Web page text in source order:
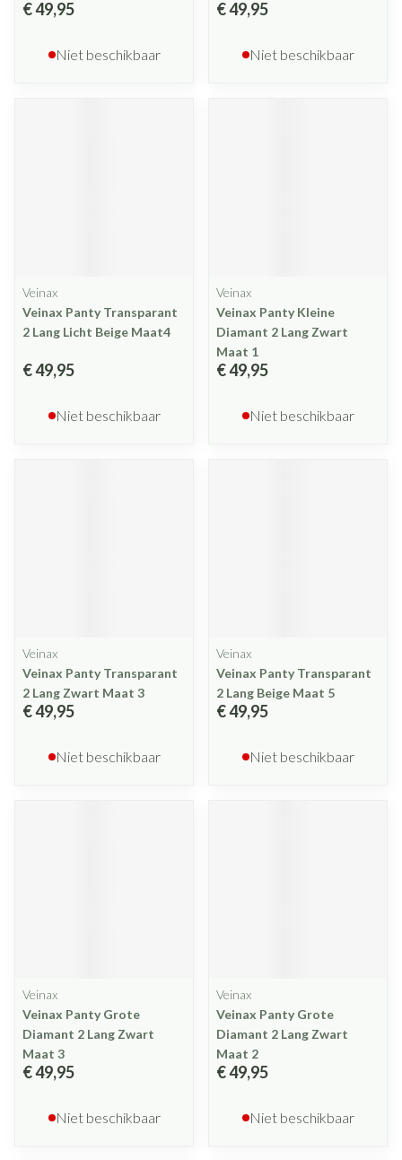
€ 49,95
Niet beschikbaar
€ 49,95
Niet beschikbaar
Veinax
Veinax Panty Transparant
2 Lang Licht Beige Maat4
€ 49,95
Niet beschikbaar
Veinax
Veinax Panty Kleine
Diamant 2 Lang Zwart
Maat 1
€ 49,95
Niet beschikbaar
Veinax
Veinax Panty Transparant
2 Lang Zwart Maat 3
€ 49,95
Niet beschikbaar
Veinax
Veinax Panty Transparant
2 Lang Beige Maat 5
€ 49,95
Niet beschikbaar
Veinax
Veinax Panty Grote
Diamant 2 Lang Zwart
Maat 3
€ 49,95
Niet beschikbaar
Veinax
Veinax Panty Grote
Diamant 2 Lang Zwart
Maat 2
€ 49,95
Niet beschikbaar